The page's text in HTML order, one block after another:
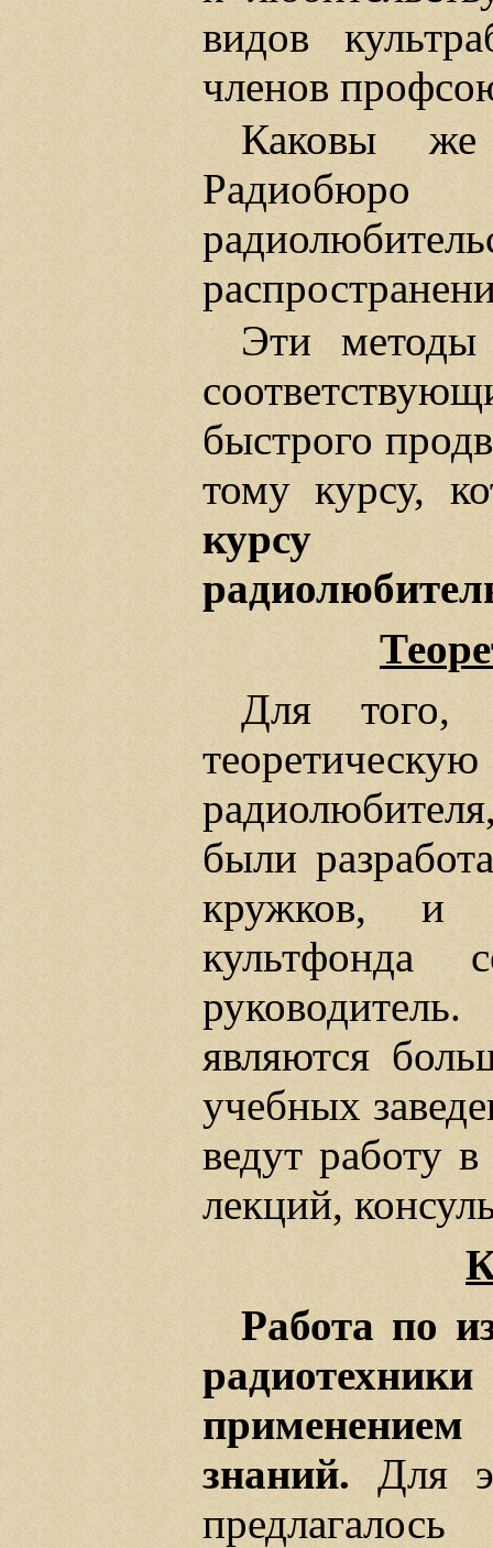
видов
членов
Каковы
Эти методы
быстрого
тому курсу,
курсу
Для того,
были
кружков, и
культфонда
являются
учебных
ведут работу
лекций,
Работа по
знаний. Для